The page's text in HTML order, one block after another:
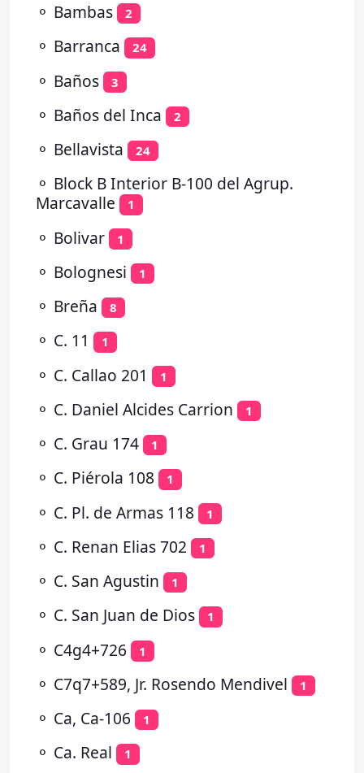
⚬ Bambas 2
⚬ Barranca 24
⚬ Baños 3
⚬ Baños del Inca 2
⚬ Bellavista 24
⚬ Block B Interior B-100 del Agrup.
Marcavalle
1
⚬ Bolivar 1
⚬ Bolognesi 1
⚬ Breña 8
⚬ C. 11 1
⚬ C. Callao 201 1
⚬ C. Daniel Alcides Carrion 1
⚬ C. Grau 174 1
⚬ C. Piérola 108 1
⚬ C. Pl. de Armas 118 1
⚬ C. Renan Elias 702 1
⚬ C. San Agustin 1
⚬ C. San Juan de Dios 1
⚬ C4g4+726 1
⚬ C7q7+589, Jr. Rosendo Mendivel 1
⚬ Ca, Ca-106 1
⚬ Ca. Real 1